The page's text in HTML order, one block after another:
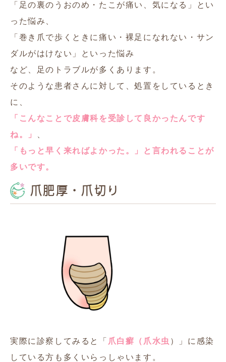
「足の裏のうおのめ・たこが痛い、気になる」とい
った悩み、
「巻き爪で歩くときに痛い・裸足になれない・サン
ダルがはけない」といった悩み
など、足のトラブルが多くあります。
そのような患者さんに対して、処置をしているとき
に、
「こんなことで皮膚科を受診して良かったんです
ね。」
「もっと早く来ればよかった。」と言われることが
多いです。
爪肥厚・爪切り
実際に診察してみると「 爪白癬（爪水虫 ）」に感染
している方も多くいらっしゃいます。